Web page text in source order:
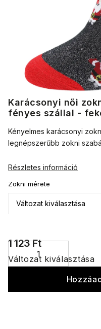
Karácsonyi női
fényes szállal -
1 123 Ft
Változat kiválasztása
Zokni mérete
Kényelmes karácsonyi
legnépszerűbb zokni
Részletes információ